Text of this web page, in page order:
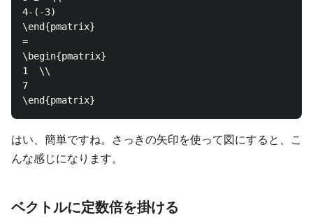
4-(-3)
\end{pmatrix}
=
\begin{pmatrix}
1  \\
7
はい、簡単ですね。さっきの矢印を使って図にすると、こ
んな感じになります。
ベクトルに定数倍を掛ける